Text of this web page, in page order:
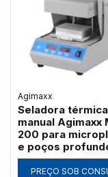
Agimaxx
Seladora térmica
manual Agimaxx
200 para
e poços
PREÇO SOB